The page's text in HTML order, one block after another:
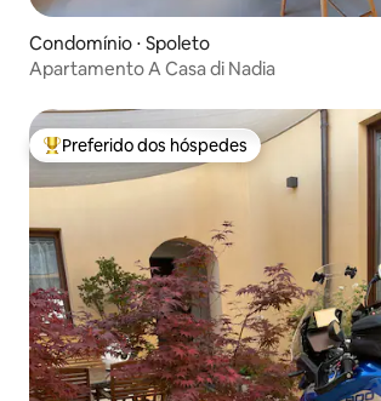
Condomínio ⋅ Spoleto
Apartamento A Casa di Nadia
Entre os melhores preferidos dos hóspedes
Preferido dos hóspedes